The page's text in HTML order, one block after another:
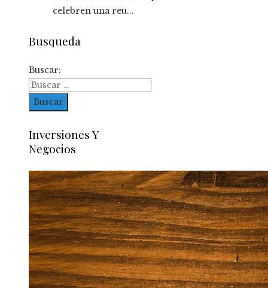
celebren una reu...
Busqueda
Buscar:
Inversiones Y
Negocios